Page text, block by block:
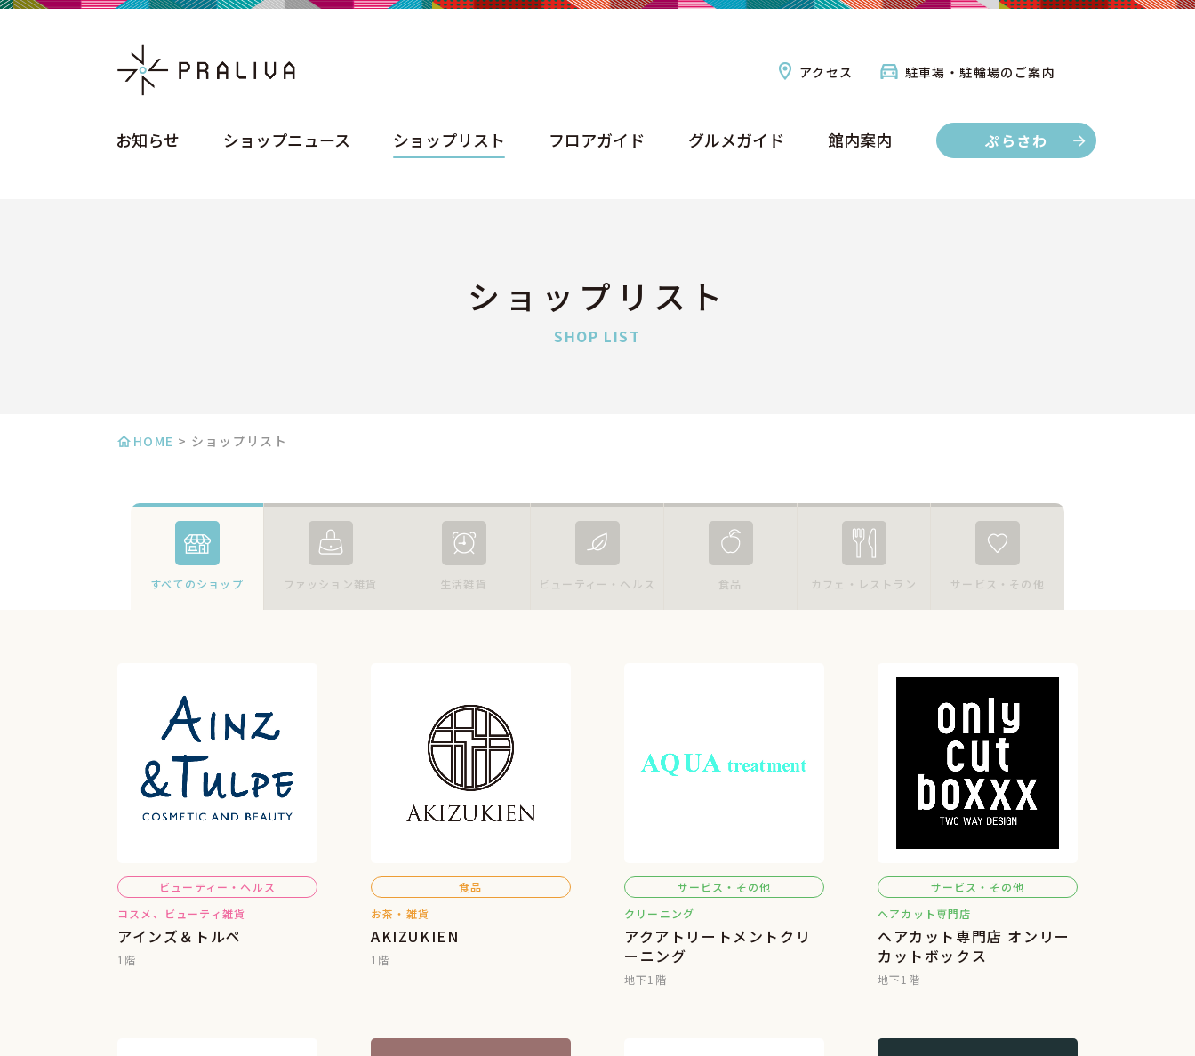
アクセス 駐車場・駐輪場のご案内
お知らせ ショップニュース ショップリスト フロアガイド グルメガイド 館内案内 ぷらさわ
ショップリスト
SHOP LIST
HOME > ショップリスト
すべてのショップ ファッション雑貨 生活雑貨 ビューティー・ヘルス 食品 カフェ・レストラン サービス・その他
ビューティー・ヘルス
コスメ、ビューティ雑貨
アインズ＆トルペ
1階
食品
お茶・雑貨
AKIZUKIEN
1階
サービス・その他
クリーニング
アクアトリートメントクリ
ーニング
地下1階
サービス・その他
ヘアカット専門店
ヘアカット専門店 オンリー
カットボックス
地下1階